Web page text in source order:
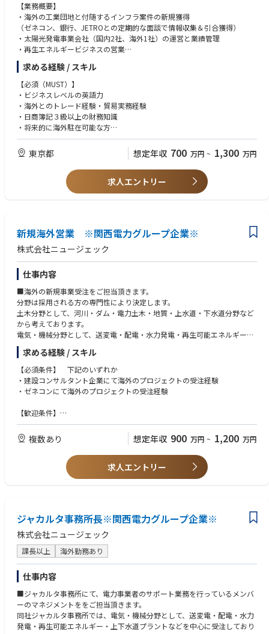
ユニット（営業以外の商品関連、貿易等サポート）に分かれており、総勢
約30名の組織です。うち、配属となる海外供給ユニットは、15名程度で構
成されております。
【業務概要】
・海外の工業団地と付随するインフラ案件の新規獲得
（ゼネコン、銀行、JETROとの定期的な面談で情報収集＆引合獲得）
・太陽光発電事業会社（国内2社、海外1社）の運営と業績管理
・再生エネルギービジネスの営業
・新規インフラ事業の企画立案
・出資している海外工業団地の業績・運営管理
求める経験 / スキル
【必須（MUST）】
・ビジネスレベルの英語力
・海外とのトレード経験・貿易実務経験
・日商簿記３級以上の財務知識
・将来的に海外駐在可能な方
・PCスキル
東京都 想定年収 700 万円 ~ 1,300 万円
求人エントリー
新規海外営業 ※関西電力グループ企業※
株式会社ニュージェック
仕事内容
■海外の新規事業受注をご担当頂きます。
分野は採用される方の専門性により決定します。
土木分野として、河川・ダム・電力土木・地質・上水道・下水道分野など
から考えております。
電気・機械分野として、送変電・配電・水力発電・再生可能エネルギー・
上下水道プラントなどを考えております。
【担当業務詳細】
・契約対応
・契約終了後の全設備撤去計画
・長期中断中に発生した事故対応
・事故費用求償対応
・弁護士との戦略策定 など
※海外へは出張ベースであり、駐在に関しては現在考えておりません。
求める経験 / スキル
【必須条件】 下記のいずれか
・建設コンサルタント企業にて海外のプロジェクトの受注経験
・ゼネコンにて海外のプロジェクトの受注経験
【歓迎条件】
・各分野における技術士等の有資格者
・JICA事業・借款事業関連の技術業務経験者
・ビジネス対応可能な英語力
複数あり 想定年収 900 万円 ~ 1,200 万円
求人エントリー
ジャカルタ事務所長※関西電力グループ企業※
株式会社ニュージェック
課長以上 海外勤務あり
仕事内容
■ジャカルタ事務所にて、電力事業者のサポート業務を行っているメンバ
ーのマネジメントををご担当頂きます。
同社ジャカルタ事務所では、電気・機械分野として、送変電・配電・水力
発電・再生可能エネルギー・上下水道プラントなどを中心に受注しており